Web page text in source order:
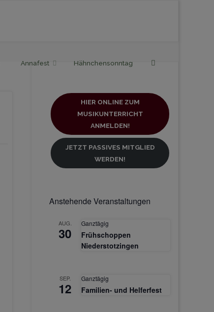
Annafest Hähnchensonntag
HIER ONLINE ZUM
MUSIKUNTERRICHT
ANMELDEN!
JETZT PASSIVES MITGLIED
WERDEN!
Anstehende Veranstaltungen
AUG.
30
Ganztägig
Frühschoppen
Niederstotzingen
SEP.
12
Ganztägig
Familien- und Helferfest